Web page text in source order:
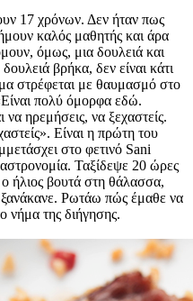
17 χρόνων. Δεν ήταν πως
καλός μαθητής και άρα
όμως, μια δουλειά και
βρήκα, δεν είναι κάτι
στρέφεται με θαυμασμό στο
πολύ όμορφα εδώ.
ηρεμήσεις, να ξεχαστείς.
Είναι η πρώτη του
στο φετινό Sani
Ταξίδεψε 20 ώρες
ήλιος βουτά στη θάλασσα,
ξανάκανε. Ρωτάω πώς έμαθε να
νήμα της διήγησης.